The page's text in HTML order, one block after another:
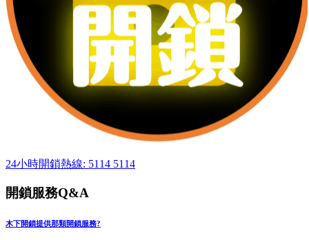
24小時開鎖熱線: 5114 5114
開鎖服務Q&A
木下開鎖提供那類開鎖服務?